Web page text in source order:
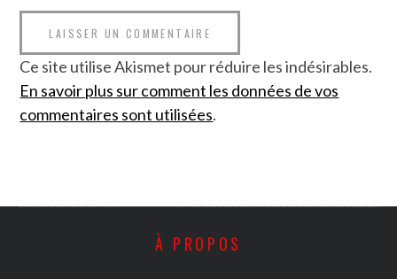
Ce site utilise Akismet pour réduire les indésirables.
En savoir plus sur comment les données de vos
commentaires sont utilisées.
À PROPOS